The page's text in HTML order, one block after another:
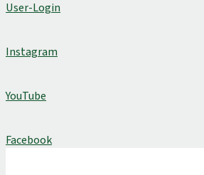
User-Login
Instagram
YouTube
Facebook